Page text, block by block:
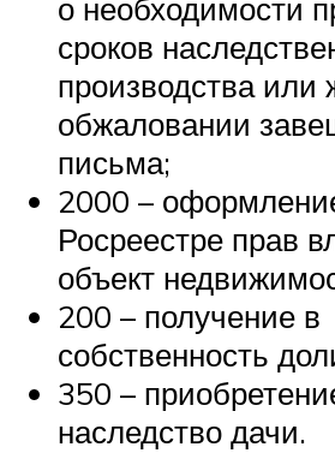
о необходимости
сроков
производства или
обжаловании
письма;
2000 –
Росреестре прав
объект
200 – получение в
собственность
350 –
наследство дачи.